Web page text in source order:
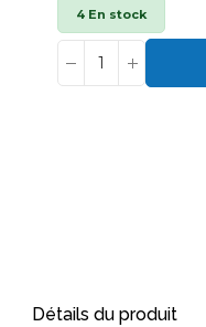
4 En stock
Détails du produit